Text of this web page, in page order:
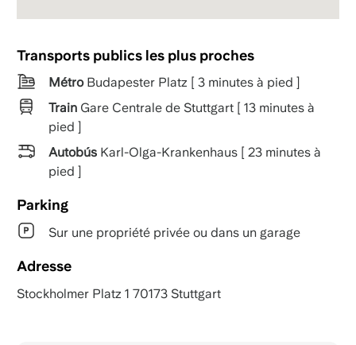
Transports publics les plus proches
MétroBudapester Platz [ 3 minutes à pied ]
TrainGare Centrale de Stuttgart [ 13 minutes à
pied ]
AutobúsKarl-Olga-Krankenhaus [ 23 minutes à
pied ]
Parking
Sur une propriété privée ou dans un garage
Adresse
Stockholmer Platz 1 70173 Stuttgart